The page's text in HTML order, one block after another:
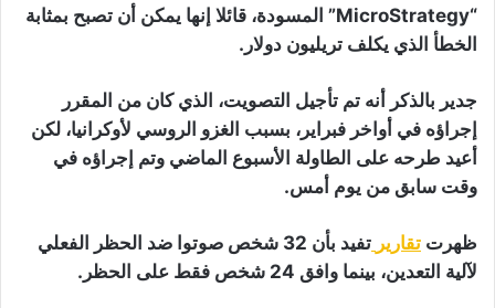
“MicroStrategy” المسودة، قائلا إنها يمكن أن تصبح بمثابة
الخطأ الذي يكلف تريليون دولار.
جدير بالذكر أنه تم تأجيل التصويت، الذي كان من المقرر
إجراؤه في أواخر فبراير، بسبب الغزو الروسي لأوكرانيا، لكن
أعيد طرحه على الطاولة الأسبوع الماضي وتم إجراؤه في
وقت سابق من يوم أمس.
ظهرت تقارير
تفيد بأن 32 شخص صوتوا ضد الحظر الفعلي
لآلية التعدين، بينما وافق 24 شخص فقط على الحظر.